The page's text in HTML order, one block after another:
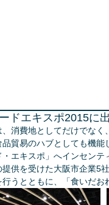
ドエキスポ2015に
、消費地としてだけでな
品貿易のハブとしても機
・エキスポ」へインセン
提供を受けた大阪市企業5
行うとともに、「食いだお